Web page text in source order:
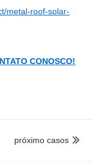
metal-roof-solar-
CONOSCO!

próximo casos